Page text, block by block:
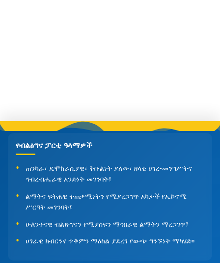
የብልፅግና ፓርቲ ዓላማዎች
ጠንካራ፣ ዴሞክራሲያዊ፣ ቅቡልነት ያለው፣ ዘላቂ ሀገረ-መንግሥትና
ኅብረብሔራዊ አንድነት መገንባት፤
ልማትና ፍትሐዊ ተጠቃሚነትን የሚያረጋግጥ አካታች የኢኮኖሚ
ሥርዓት መገንባት፤
ሁለንተናዊ ብልጽግናን የሚያሰፍን ማኅበራዊ ልማትን ማረጋገጥ፤
ሀገራዊ ክብርንና ጥቅምን ማዕከል ያደረገ የውጭ ግንኙነት ማካሄድ፡፡